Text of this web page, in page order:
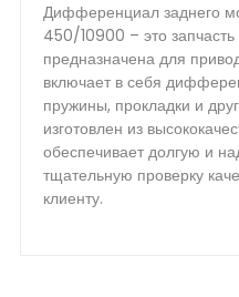
Дифференциал заднего
450/10900 – это запчасть
предназначена для
включает в себя
пружины, прокладки и
изготовлен из
обеспечивает долгую и
тщательную проверку
клиенту.